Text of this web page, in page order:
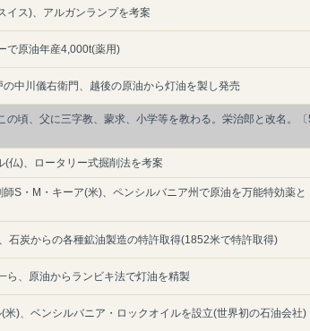
イス)、アルガンランプを考案
で原油年産4,000t(薬用)
の中川儀右衛門、越後の原油から灯油を製し発売
の頃、父に三字教、蒙求、小学等を教わる。栄治郎と改名。〔
(仏)、ロータリー式掘削法を考案
S・M・キーア(米)、ペンシルバニア州で原油を万能特効薬と
石炭からの各種鉱油製造の特許取得(1852米で特許取得)
ら、原油からランビキ法で灯油を精製
米)、ベンシルバニア・ロックオイルを設立(世界初の石油会社)